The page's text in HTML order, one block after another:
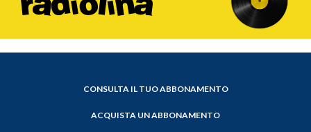
CONSULTA IL TUO ABBONAMENTO
ACQUISTA UN ABBONAMENTO